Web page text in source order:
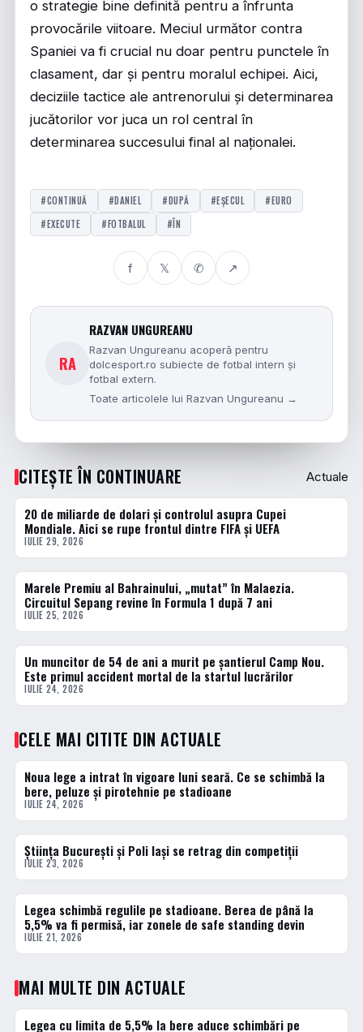
o strategie bine definită pentru a înfrunta
provocările viitoare. Meciul următor contra
Spaniei va fi crucial nu doar pentru punctele în
clasament, dar și pentru moralul echipei. Aici,
deciziile tactice ale antrenorului și determinarea
jucătorilor vor juca un rol central în
determinarea succesului final al naționalei.
#CONTINUĂ #DANIEL #DUPĂ #EȘECUL
#EURO
#EXECUTE
#FOTBALUL #ÎN
f 𝕏 ✆ ↗
RA
RAZVAN UNGUREANU
Razvan Ungureanu acoperă pentru
dolcesport.ro subiecte de fotbal intern și
fotbal extern.
Toate articolele lui Razvan Ungureanu →
CITEȘTE ÎN CONTINUARE Actuale
ACTUALE
20 de miliarde de dolari și controlul asupra Cupei
Mondiale. Aici se rupe frontul dintre FIFA și UEFA
IULIE 29, 2026
ACTUALE
Marele Premiu al Bahrainului, „mutat” în Malaezia.
Circuitul Sepang revine în Formula 1 după 7 ani
IULIE 25, 2026
ACTUALE
Un muncitor de 54 de ani a murit pe șantierul Camp Nou.
Este primul accident mortal de la startul lucrărilor
IULIE 24, 2026
CELE MAI CITITE DIN ACTUALE
1 · TOP
Noua lege a intrat în vigoare luni seară. Ce se schimbă la
bere, peluze și pirotehnie pe stadioane
IULIE 24, 2026
2 · TOP
Știința București și Poli Iași se retrag din competiții
IULIE 23, 2026
3 · TOP
Legea schimbă regulile pe stadioane. Berea de până la
5,5% va fi permisă, iar zonele de safe standing devin
IULIE 21, 2026
MAI MULTE DIN ACTUALE
ACTUALE
Legea cu limita de 5,5% la bere aduce schimbări pe